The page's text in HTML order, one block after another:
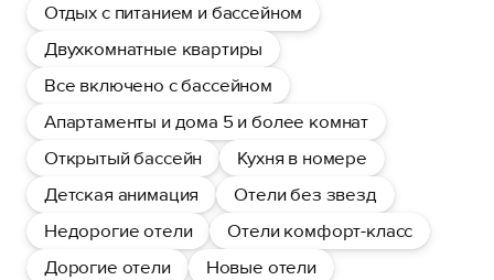
Отдых с питанием и бассейном
Двухкомнатные квартиры
Все включено с бассейном
Апартаменты и дома 5 и более комнат
Открытый бассейн
Кухня в номере
Детская анимация
Отели без звезд
Недорогие отели
Отели комфорт-класс
Дорогие отели
Новые отели